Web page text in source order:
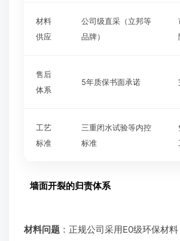
材料
供应
公司级直采（立邦等
品牌）
售后
体系
5年质保书面承诺
工艺
标准
三重闭水试验等内控
标准
墙面开裂的归责体系
材料问题 ：正规公司采用E0级环保材